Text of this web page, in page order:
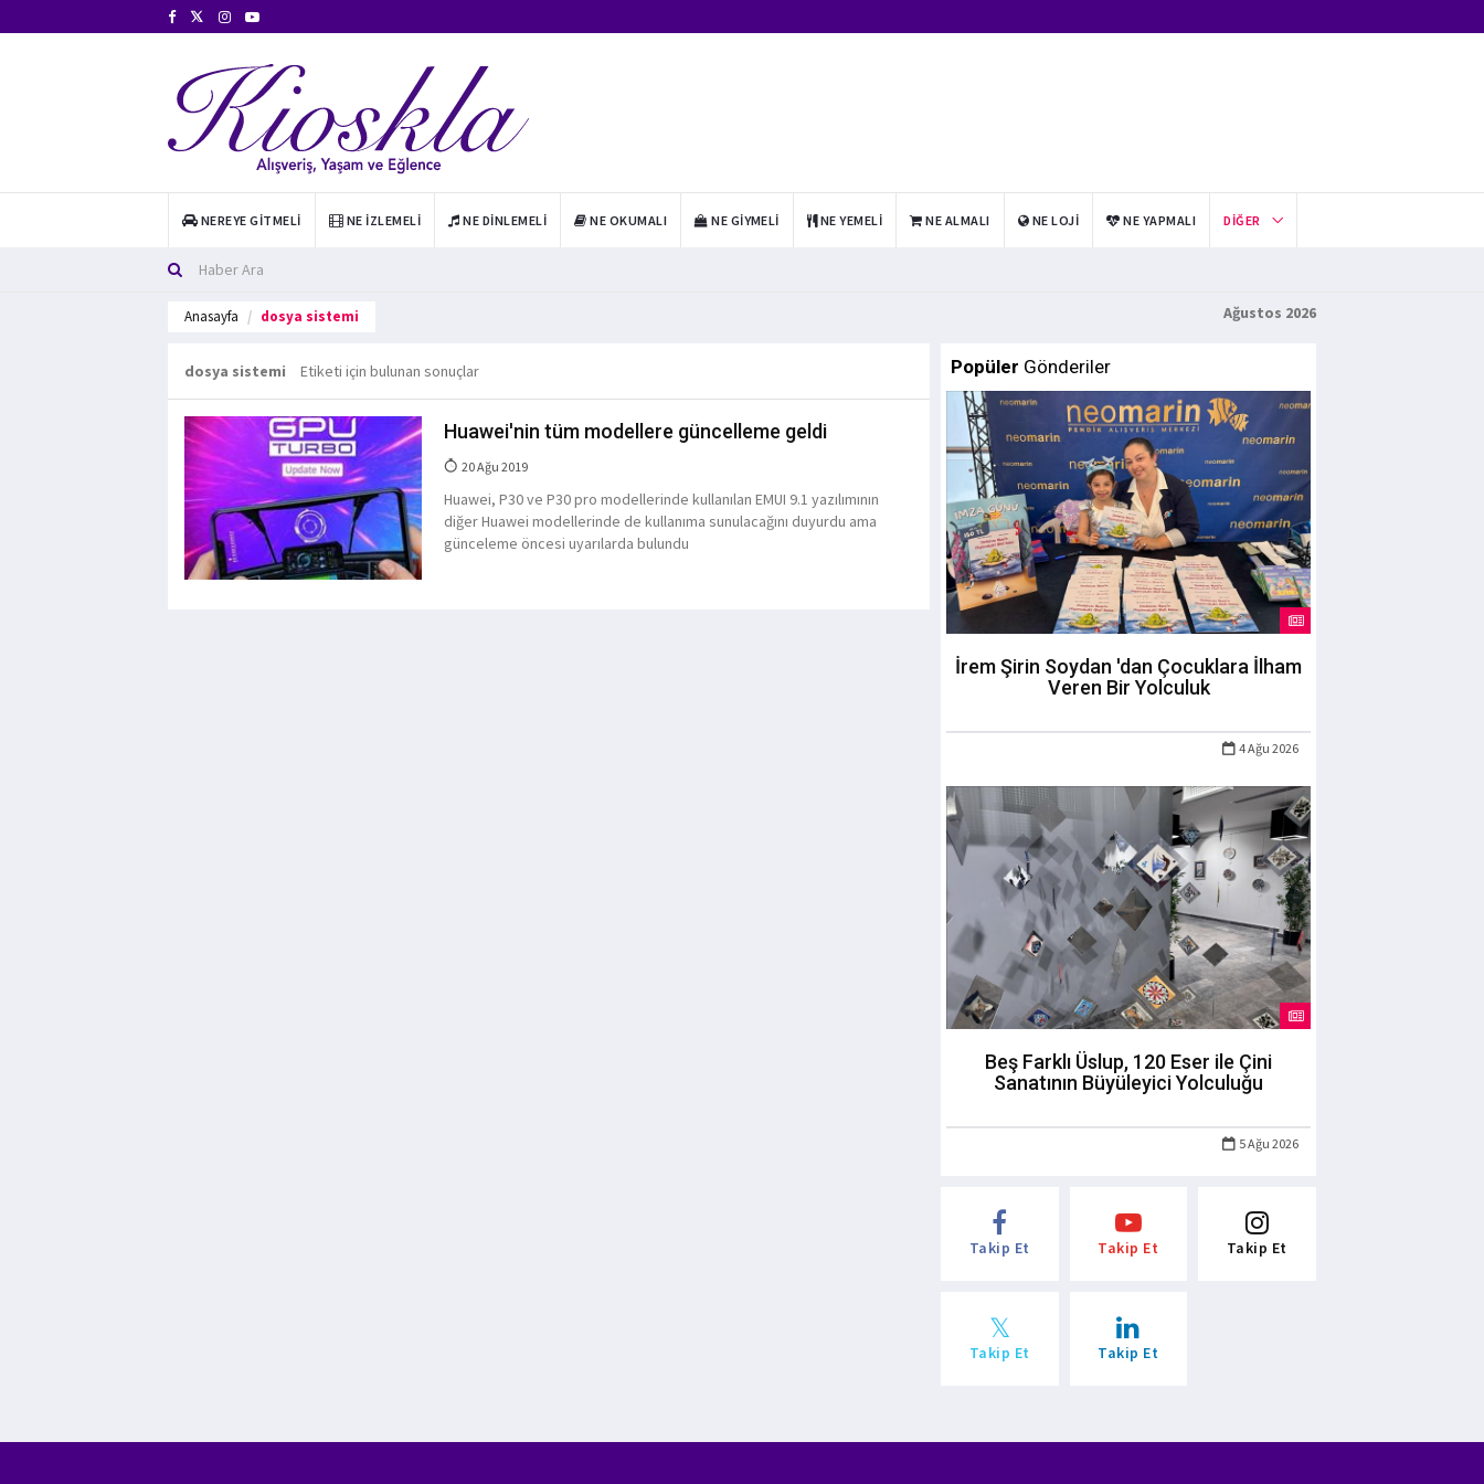
NEREYE GITMELI NE İZLEMELI NE DINLEMELI NE OKUMALI NE GIYMELI NE YEMELI NE ALMALI NE LOJI NE YAPMALI DIĞER
Anasayfa dosya sistemi Ağustos 2026
dosya sistemi Etiketi için bulunan sonuçlar
Huawei'nin tüm modellere güncelleme geldi
20 Ağu 2019
Huawei, P30 ve P30 pro modellerinde kullanılan EMUI 9.1 yazılımının
diğer Huawei modellerinde de kullanıma sunulacağını duyurdu ama
günceleme öncesi uyarılarda bulundu
Popüler Gönderiler
İrem Şirin Soydan 'dan Çocuklara İlham
Veren Bir Yolculuk
4 Ağu 2026
Beş Farklı Üslup, 120 Eser ile Çini
Sanatının Büyüleyici Yolculuğu
5 Ağu 2026
Takip Et Takip Et Takip Et
Takip Et Takip Et